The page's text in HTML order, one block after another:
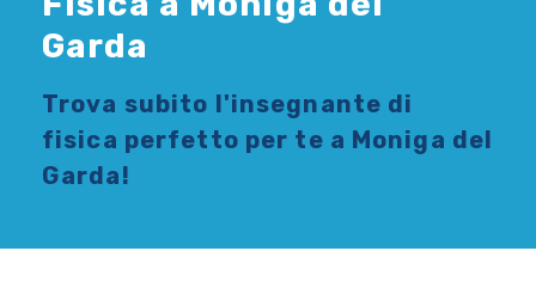
Garda
Trova subito l'insegnante di
fisica perfetto per te a Moniga del
Garda!